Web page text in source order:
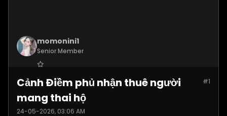
momonini1
Senior Member
Posts:5399 #1
Cảnh Điềm phủ nhận thuê người
mang thai hộ
24-05-2026, 03:06 AM